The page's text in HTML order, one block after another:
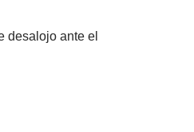
desalojo ante el